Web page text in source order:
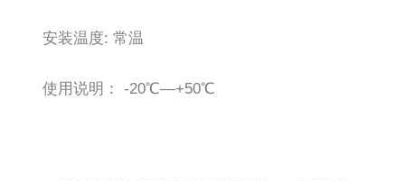
安装温度: 常温
使用说明： -20℃—+50℃